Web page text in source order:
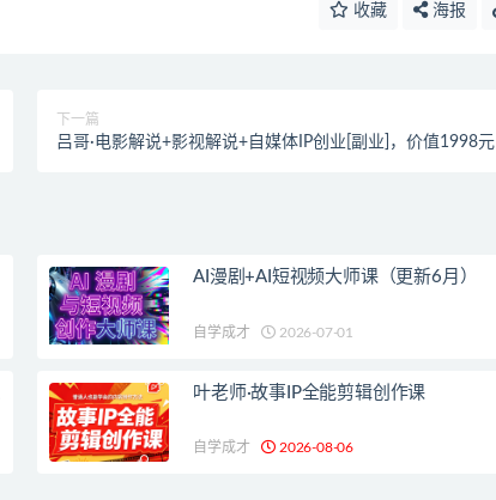
收藏 海报
下一篇
吕哥·电影解说+影视解说+自媒体IP创业[副业]，价值1998元
AI漫剧+AI短视频大师课（更新6月）
自学成才 2026-07-01
叶老师·故事IP全能剪辑创作课
自学成才 2026-08-06